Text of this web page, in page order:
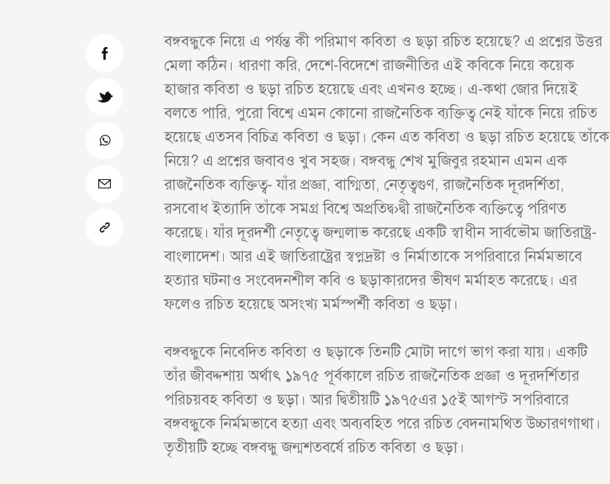
বঙ্গবন্ধুকে নিয়ে এ পর্যন্ত কী পরিমাণ কবিতা ও ছড়া রচিত হয়েছে? এ প্রশ্নের উত্তর
মেলা কঠিন। ধারণা করি, দেশে-বিদেশে রাজনীতির এই কবিকে নিয়ে কয়েক
হাজার কবিতা ও ছড়া রচিত হয়েছে এবং এখনও হচ্ছে। এ-কথা জোর দিয়েই
বলতে পারি, পুরো বিশ্বে এমন কোনো রাজনৈতিক ব্যক্তিত্ব নেই যাঁকে নিয়ে রচিত
হয়েছে এতসব বিচিত্র কবিতা ও ছড়া। কেন এত কবিতা ও ছড়া রচিত হয়েছে তাঁকে
নিয়ে? এ প্রশ্নের জবাবও খুব সহজ। বঙ্গবন্ধু শেখ মুজিবুর রহমান এমন এক
রাজনৈতিক ব্যক্তিত্ব- যাঁর প্রজ্ঞা, বাগ্মিতা, নেতৃত্বগুণ, রাজনৈতিক দূরদর্শিতা,
রসবোধ ইত্যাদি তাঁকে সমগ্র বিশ্বে অপ্রতিদ্ব›দ্বী রাজনৈতিক ব্যক্তিত্বে পরিণত
করেছে। যাঁর দূরদর্শী নেতৃত্বে জন্মলাভ করেছে একটি স্বাধীন সার্বভৌম জাতিরাষ্ট্র-
বাংলাদেশ। আর এই জাতিরাষ্ট্রের স্বপ্নদ্রষ্টা ও নির্মাতাকে সপরিবারে নির্মমভাবে
হত্যার ঘটনাও সংবেদনশীল কবি ও ছড়াকারদের ভীষণ মর্মাহত করেছে। এর
ফলেও রচিত হয়েছে অসংখ্য মর্মস্পর্শী কবিতা ও ছড়া।
বঙ্গবন্ধুকে নিবেদিত কবিতা ও ছড়াকে তিনটি মোটা দাগে ভাগ করা যায়। একটি
তাঁর জীবদ্দশায় অর্থাৎ ১৯৭৫ পূর্বকালে রচিত রাজনৈতিক প্রজ্ঞা ও দূরদর্শিতার
পরিচয়বহ কবিতা ও ছড়া। আর দ্বিতীয়টি ১৯৭৫এর ১৫ই আগস্ট সপরিবারে
বঙ্গবন্ধুকে নির্মমভাবে হত্যা এবং অব্যবহিত পরে রচিত বেদনামথিত উচ্চারণগাথা।
তৃতীয়টি হচ্ছে বঙ্গবন্ধু জন্মশতবর্ষে রচিত কবিতা ও ছড়া।